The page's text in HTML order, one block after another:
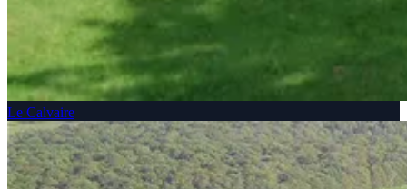
Le Calvaire